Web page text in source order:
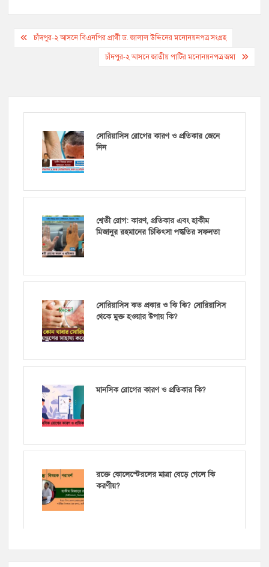
Postচাঁদপুর-২ আসনে বিএনপির প্রার্থী ড. জালাল উদ্দিনের মনোনয়নপত্র সংগ্রহ
চাঁদপুর-২ আসনে জাতীয় পার্টির মনোনয়নপত্র জমা
সোরিয়াসিস রোগের কারণ ও প্রতিকার জেনে
নিন
শ্বেতী রোগ: কারণ, প্রতিকার এবং হাকীম
মিজানুর রহমানের চিকিৎসা পদ্ধতির সফলতা
সোরিয়াসিস কত প্রকার ও কি কি? সোরিয়াসিস
থেকে মুক্ত হওয়ার উপায় কি?
মানসিক রোগের কারণ ও প্রতিকার কি?
রক্তে কোলেস্টেরলের মাত্রা বেড়ে গেলে কি
করণীয়?